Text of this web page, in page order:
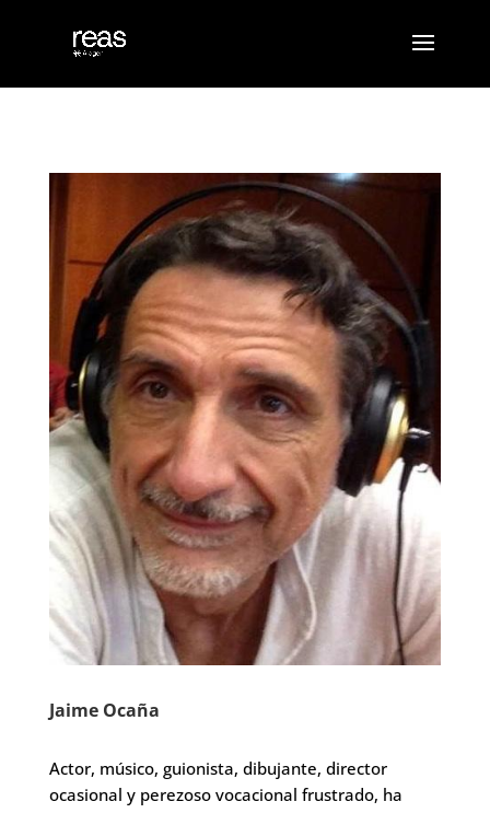
Jaime Ocaña
Actor, músico, guionista, dibujante, director
ocasional y perezoso vocacional frustrado, ha